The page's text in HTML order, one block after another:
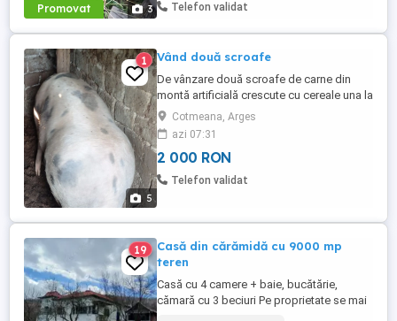
Promovat 3 Telefon validat
5
1 Vând două scroafe
De vânzare două scroafe de carne din
montă artificială crescute cu cereale una la
170 kg 2.000 Ron bucata și una la 200 de
kg 2.500 buc
Cotmeana, Arges
azi 07:31
2 000 RON
Telefon validat
19
Casă din cărămidă cu 9000 mp
teren
Casă cu 4 camere + baie, bucătărie,
cămară cu 3 beciuri Pe proprietate se mai